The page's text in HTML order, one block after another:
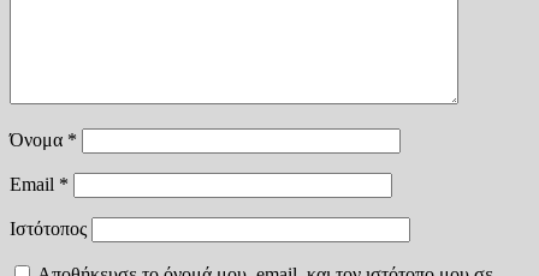
Όνομα *
Email *
Ιστότοπος